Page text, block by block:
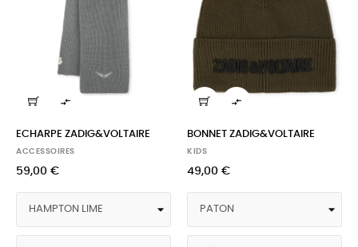

ECHARPE ZADIG&VOLTAIRE
ACCESSOIRES
59,00 €

BONNET ZADIG&VOLTAIRE
KIDS
49,00 €